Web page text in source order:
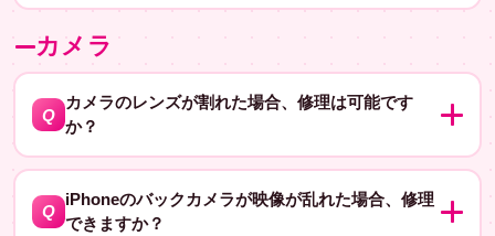
すすめします。バッテリー交換が可能ですので、ぜひご
来店ください。予約もできますよ！
カメラ
Q
カメラのレンズが割れた場合、修理は可能です
か？
A はい、レンズの修理も行っています。レンズ交換にかか
る時間と費用は、機種によって異なりますが、おおよそ
数万円から1万円程度が一般的です。ただし、レンズだけ
Q
iPhoneのバックカメラが映像が乱れた場合、修理
できますか？